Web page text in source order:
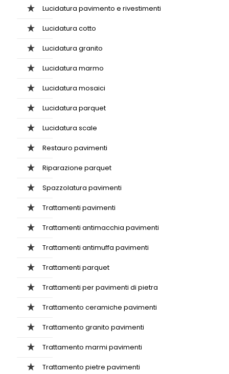
Lucidatura pavimento e rivestimenti
Lucidatura cotto
Lucidatura granito
Lucidatura marmo
Lucidatura mosaici
Lucidatura parquet
Lucidatura scale
Restauro pavimenti
Riparazione parquet
Spazzolatura pavimenti
Trattamenti pavimenti
Trattamenti antimacchia pavimenti
Trattamenti antimuffa pavimenti
Trattamenti parquet
Trattamenti per pavimenti di pietra
Trattamento ceramiche pavimenti
Trattamento granito pavimenti
Trattamento marmi pavimenti
Trattamento pietre pavimenti